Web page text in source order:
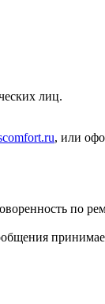
лиц.
, или
по